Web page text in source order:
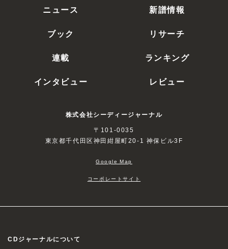
ニュース
新譜情報
ブック
リサーチ
連載
ランキング
インタビュー
レビュー
株式会社シーディージャーナル
〒101-0035
東京都千代田区神田紺屋町20-1 神保ビル3F
Google Map
コーポレートサイト
CDジャーナルについて